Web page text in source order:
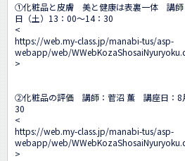
①化粧品と皮膚　美と健康は表裏一体　講
日（土）13：00～14：30
<
https://web.my-class.jp/manabi-tus/asp-
webapp/web/
>
②化粧品の評価　講師：菅沼 薫　講座日：8
30
<
https://web.my-class.jp/manabi-tus/asp-
webapp/web/
>